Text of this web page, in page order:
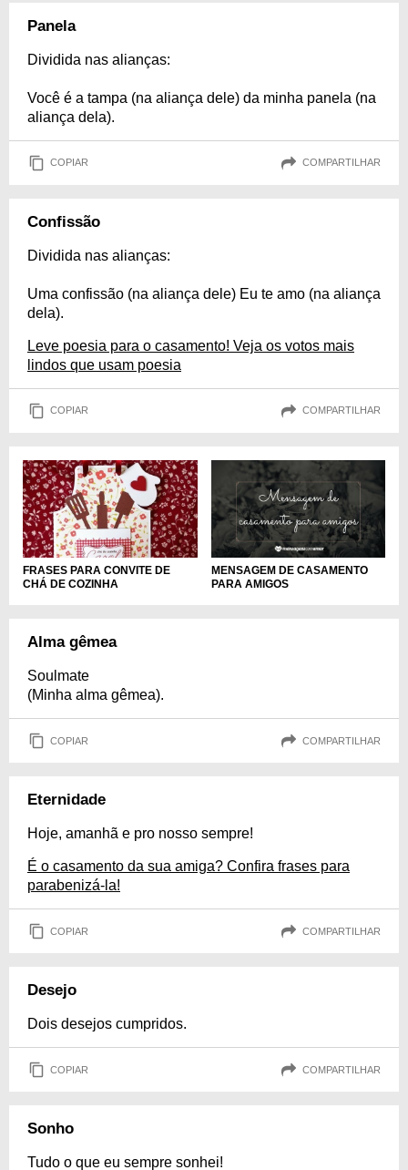
Panela
Dividida nas alianças:
Você é a tampa (na aliança dele) da minha panela (na
aliança dela).
COPIAR COMPARTILHAR
Confissão
Dividida nas alianças:
Uma confissão (na aliança dele) Eu te amo (na aliança
dela).
Leve poesia para o casamento! Veja os votos mais
lindos que usam poesia
COPIAR COMPARTILHAR
FRASES PARA CONVITE DE
CHÁ DE COZINHA
MENSAGEM DE CASAMENTO
PARA AMIGOS
Alma gêmea
Soulmate
(Minha alma gêmea).
COPIAR COMPARTILHAR
Eternidade
Hoje, amanhã e pro nosso sempre!
É o casamento da sua amiga? Confira frases para
parabenizá-la!
COPIAR COMPARTILHAR
Desejo
Dois desejos cumpridos.
COPIAR COMPARTILHAR
Sonho
Tudo o que eu sempre sonhei!